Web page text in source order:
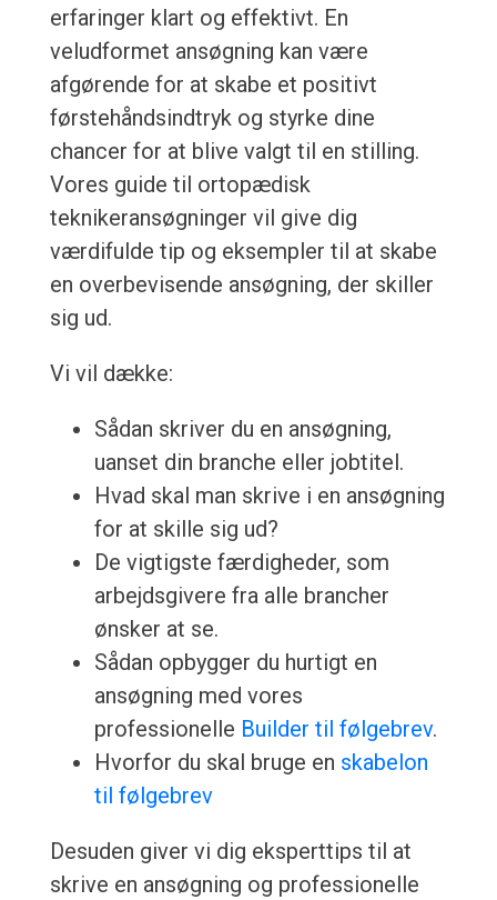
erfaringer klart og effektivt. En
veludformet ansøgning kan være
afgørende for at skabe et positivt
førstehåndsindtryk og styrke dine
chancer for at blive valgt til en stilling.
Vores guide til ortopædisk
teknikeransøgninger vil give dig
værdifulde tip og eksempler til at skabe
en overbevisende ansøgning, der skiller
sig ud.
Vi vil dække:
Sådan skriver du en ansøgning,
uanset din branche eller jobtitel.
Hvad skal man skrive i en ansøgning
for at skille sig ud?
De vigtigste færdigheder, som
arbejdsgivere fra alle brancher
ønsker at se.
Sådan opbygger du hurtigt en
ansøgning med vores
professionelle Builder til følgebrev.
Hvorfor du skal bruge en skabelon
til følgebrev
Desuden giver vi dig eksperttips til at
skrive en ansøgning og professionelle